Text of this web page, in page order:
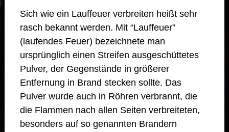
Sich wie ein Lauffeuer verbreiten heißt sehr
rasch bekannt werden. Mit “Lauffeuer”
(laufendes Feuer) bezeichnete man
ursprünglich einen Streifen ausgeschüttetes
Pulver, der Gegenstände in größerer
Entfernung in Brand stecken sollte. Das
Pulver wurde auch in Röhren verbrannt, die
die Flammen nach allen Seiten verbreiteten,
besonders auf so genannten Brandern